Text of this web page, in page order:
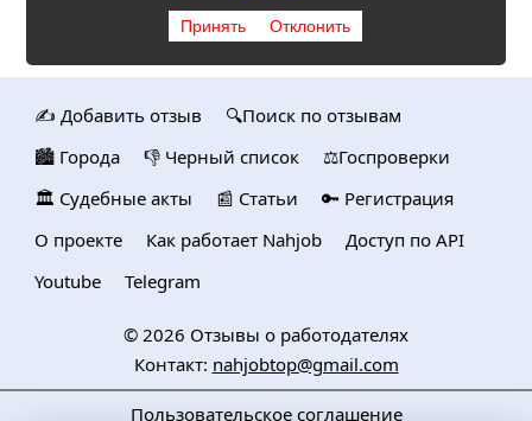
Принять Отклонить
✍️ Добавить отзыв
🔍Поиск по отзывам
🏙️ Городa
👎 Черный список
⚖️Госпроверки
🏛️ Судебные акты
📰 Статьи
🔑 Регистрация
О проекте
Как работает Nahjob
Доступ по API
Youtube
Telegram
© 2026 Отзывы о работодателях
Контакт: nahjobtop@gmail.com
Пользовательское соглашение